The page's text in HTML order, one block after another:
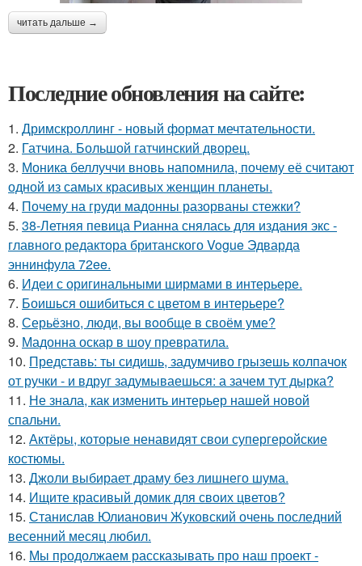
читать дальше →
Последние обновления на сайте:
1. Дримскроллинг - новый формат мечтательности.
2. Гатчина. Большой гатчинский дворец.
3. Моника беллуччи вновь напомнила, почему её считают
одной из самых красивых женщин планеты.
4. Почему на груди мадонны разорваны стежки?
5. 38-Летняя певица Рианна снялась для издания экс -
главного редактора британского Vogue Эдварда
эннинфула 72ee.
6. Идеи с оригинальными ширмами в интерьере.
7. Боишься ошибиться с цветом в интерьере?
8. Серьёзно, люди, вы вoобще в своём уме?
9. Мадонна оскар в шоу превратила.
10. Представь: ты сидишь, задумчиво грызешь колпачок
от ручки - и вдруг задумываешься: а зачем тут дырка?
11. Не знала, как изменить интерьер нашей новой
спальни.
12. Актёры, которые ненавидят свои супергеройские
костюмы.
13. Джоли выбирает драму без лишнего шума.
14. Ищите красивый домик для своих цветов?
15. Станислав Юлианович Жуковский очень последний
весенний месяц любил.
16. Мы продолжаем рассказывать про наш проект -